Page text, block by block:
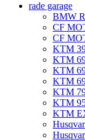
rade garage
BMW
CF
CF
KTM
KTM
KTM
KTM
KTM
KTM
KTM